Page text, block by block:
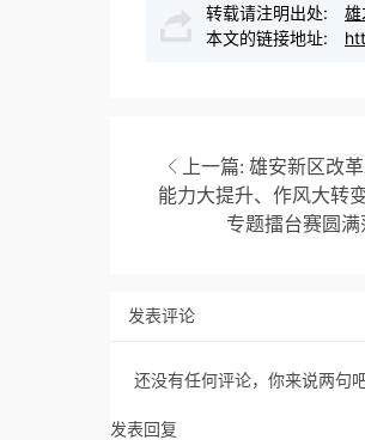
转载请注明出处:
雄
本文的链接地址:
上一篇: 雄安新区改
能力大提升、作风大转
专题擂台赛圆满
发表评论
还没有任何评论，你来说两句
发表回复